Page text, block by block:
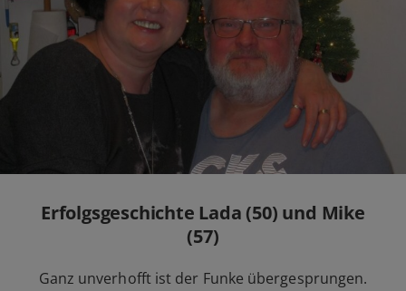
Erfolgsgeschichte Lada (50) und Mike
(57)
Ganz unverhofft ist der Funke übergesprungen.